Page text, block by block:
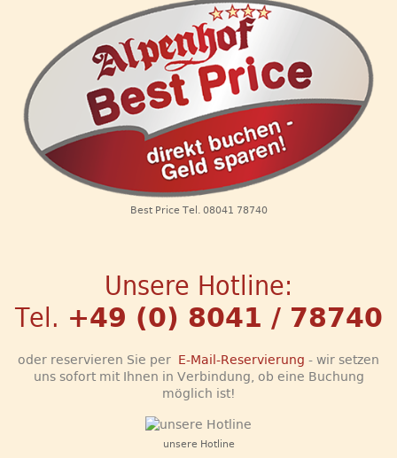
Best Price Tel. 08041 78740
Unsere Hotline:
Tel. +49 (0) 8041 / 78740
oder reservieren Sie per E-Mail-Reservierung - wir setzen
uns sofort mit Ihnen in Verbindung, ob eine Buchung
möglich ist!
unsere Hotline